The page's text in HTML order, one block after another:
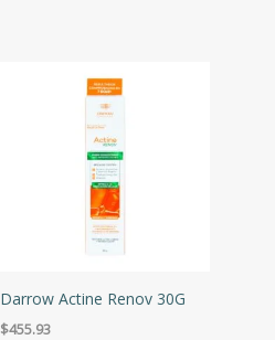
Darrow Actine Renov 30G
$455.93